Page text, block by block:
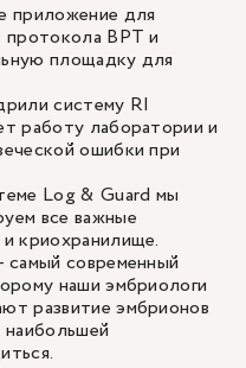
приложение для
протокола ВРТ и
площадку для
систему RI
работу лаборатории и
ошибки при
Log & Guard мы
все важные
криохранилище.
современный
наши эмбриологи
развитие эмбрионов